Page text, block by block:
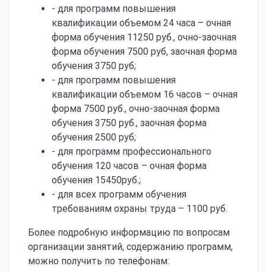
- для программ повышения
квалификации объемом 24 часа – очная
форма обучения 11250 руб., очно-заочная
форма обучения 7500 руб, заочная форма
обучения 3750 руб;
- для программ повышения
квалификации объемом 16 часов – очная
форма 7500 руб., очно-заочная форма
обучения 3750 руб., заочная форма
обучения 2500 руб;
- для программ профессионального
обучения 120 часов – очная форма
обучения 15450руб.;
- для всех программ обучения
требованиям охраны труда – 1100 руб.
Более подробную информацию по вопросам
организации занятий, содержанию программ,
можно получить по телефонам: